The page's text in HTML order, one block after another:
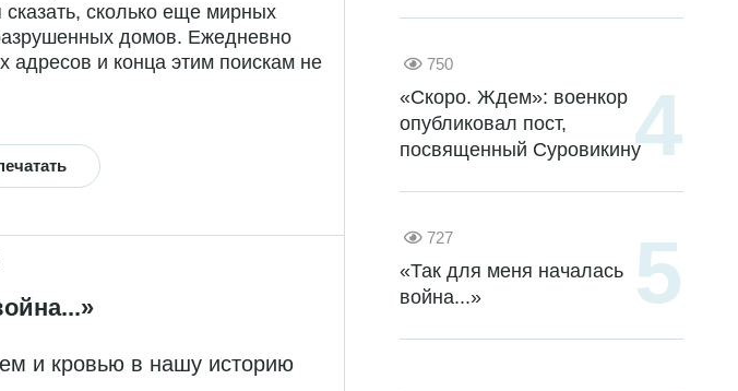
сказать, сколько еще мирных
домов. Ежедневно
и конца этим поискам не
и кровью в нашу историю
750
«Скоро. Ждем»: военкор
опубликовал пост,
посвященный Суровикину
727
«Так для меня началась
война...»